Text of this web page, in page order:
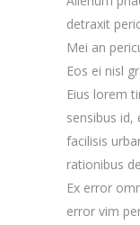
detraxit
Mei an
Eos ei nisl
Eius lorem
sensibus id,
facilisis
rationibus
Ex error
error vim